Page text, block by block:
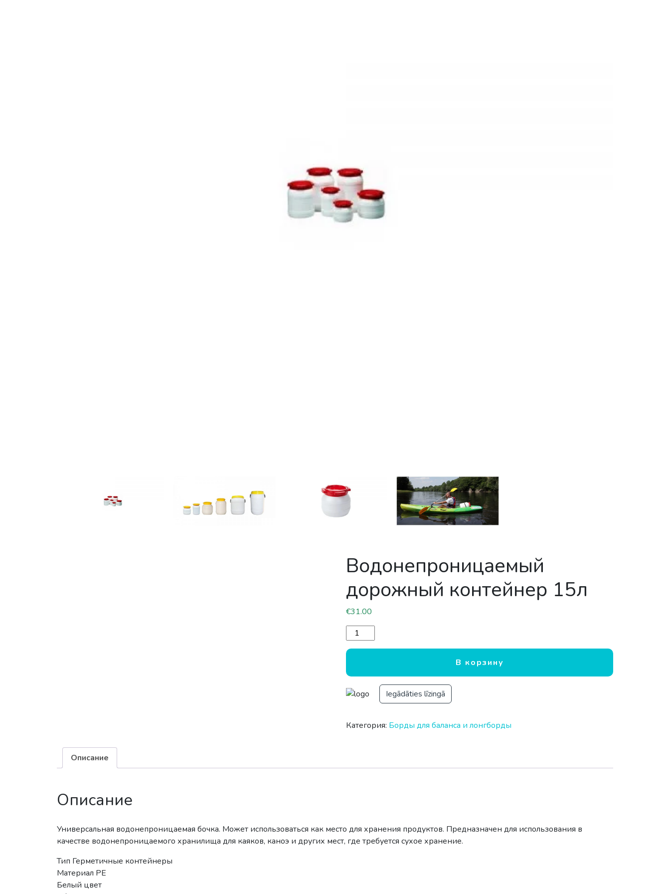
Водонепроницаемый
дорожный контейнер 15л
€31.00
Количество товара Водонепроницаемый дорожный контейнер 15л
В корзину
Iegādāties līzingā
Категория: Борды для баланса и лонгборды
Описание
Описание
Универсальная водонепроницаемая бочка. Может использоваться как место для хранения продуктов. Предназначен для использования в
качестве водонепроницаемого хранилища для каяков, каноэ и других мест, где требуется сухое хранение.
Тип Герметичные контейнеры
Материал PE
Белый цвет